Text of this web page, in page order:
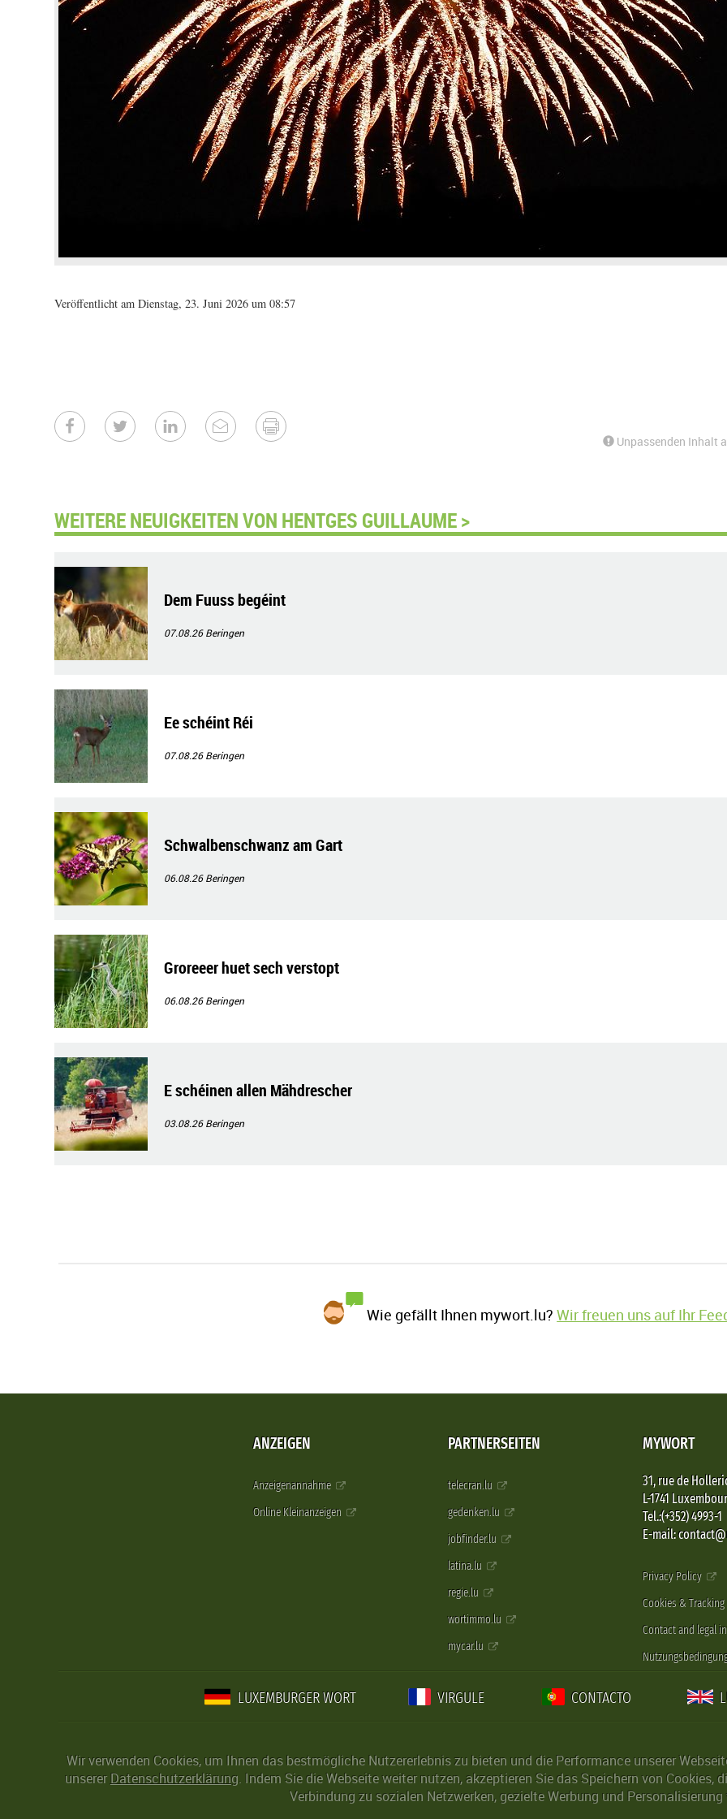
Veröffentlicht am Dienstag, 23. Juni 2026 um 08:57
Unpassenden Inhalt
WEITERE NEUIGKEITEN VON HENTGES GUILLAUME >
Dem Fuuss begéint
07.08.26Beringen
Ee schéint Réi
07.08.26Beringen
Schwalbenschwanz am Gart
06.08.26Beringen
Groreeer huet sech verstopt
06.08.26Beringen
E schéinen allen Mähdrescher
03.08.26Beringen
Wie gefällt Ihnen mywort.lu?Wir freuen uns auf Ihr
ANZEIGEN
Anzeigenannahme
Online Kleinanzeigen
PARTNERSEITEN
telecran.lu
gedenken.lu
jobfinder.lu
latina.lu
regie.lu
wortimmo.lu
mycar.lu
MYWORT
31, rue de
L-1741
Tel.:(+352) 4993-1
E-mail:
Privacy Policy
Cookies & Tracking
Contact and legal
LUXEMBURGER WORT VIRGULE CONTACTO
Wir verwenden Cookies, um Ihnen das bestmögliche Nutzererlebnis zu bieten und die Performance unserer
unserer Datenschutzerklärung. Indem Sie die Webseite weiter nutzen, akzeptieren Sie das Speichern von
Verbindung zu sozialen Netzwerken, gezielte Werbung und